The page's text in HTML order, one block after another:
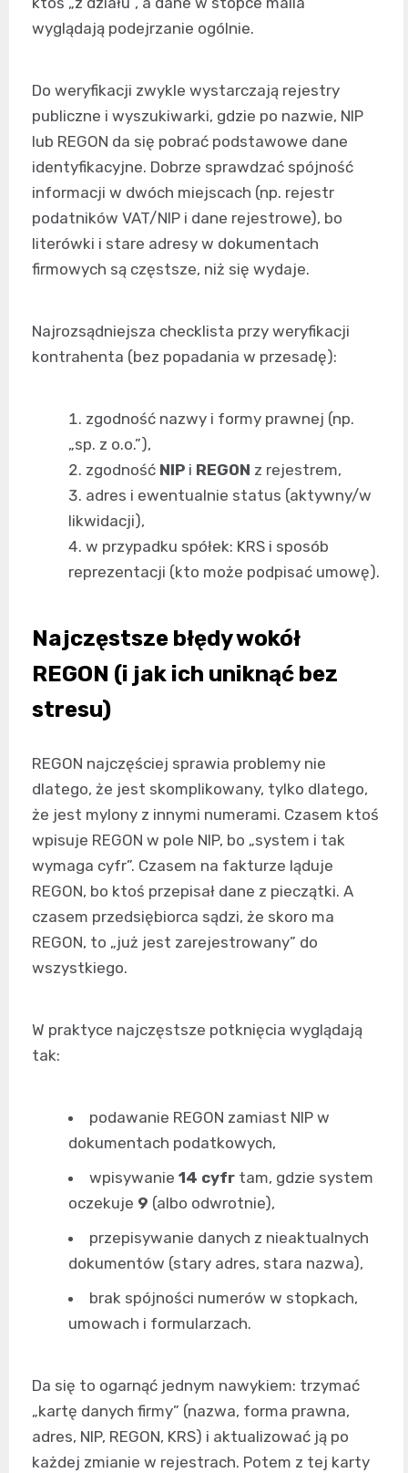
wyglądają podejrzanie ogólnie.
Do weryfikacji zwykle wystarczają rejestry
publiczne i wyszukiwarki, gdzie po nazwie, NIP
lub REGON da się pobrać podstawowe dane
identyfikacyjne. Dobrze sprawdzać spójność
informacji w dwóch miejscach (np. rejestr
podatników VAT/NIP i dane rejestrowe), bo
literówki i stare adresy w dokumentach
firmowych są częstsze, niż się wydaje.
Najrozsądniejsza checklista przy weryfikacji
kontrahenta (bez popadania w przesadę):
zgodność nazwy i formy prawnej (np.
„sp. z o.o.”),
zgodność NIP i REGON z rejestrem,
adres i ewentualnie status (aktywny/w
likwidacji),
w przypadku spółek: KRS i sposób
reprezentacji (kto może podpisać umowę).
Najczęstsze błędy wokół
REGON (i jak ich uniknąć bez
stresu)
REGON najczęściej sprawia problemy nie
dlatego, że jest skomplikowany, tylko dlatego,
że jest mylony z innymi numerami. Czasem ktoś
wpisuje REGON w pole NIP, bo „system i tak
wymaga cyfr”. Czasem na fakturze ląduje
REGON, bo ktoś przepisał dane z pieczątki. A
czasem przedsiębiorca sądzi, że skoro ma
REGON, to „już jest zarejestrowany” do
wszystkiego.
W praktyce najczęstsze potknięcia wyglądają
tak:
podawanie REGON zamiast NIP w
dokumentach podatkowych,
wpisywanie 14 cyfr tam, gdzie system
oczekuje 9 (albo odwrotnie),
przepisywanie danych z nieaktualnych
dokumentów (stary adres, stara nazwa),
brak spójności numerów w stopkach,
umowach i formularzach.
Da się to ogarnąć jednym nawykiem: trzymać
„kartę danych firmy” (nazwa, forma prawna,
adres, NIP, REGON, KRS) i aktualizować ją po
każdej zmianie w rejestrach. Potem z tej karty